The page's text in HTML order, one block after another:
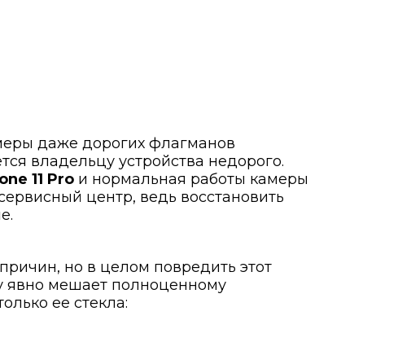
даже дорогих флагманов
владельцу устройства недорого.
11 Pro и нормальная работы камеры
центр, ведь восстановить
но в целом повредить этот
явно мешает полноценному
ее стекла: